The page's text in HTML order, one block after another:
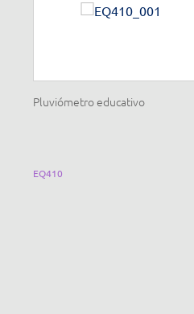
Pluviómetro educativo
EQ410